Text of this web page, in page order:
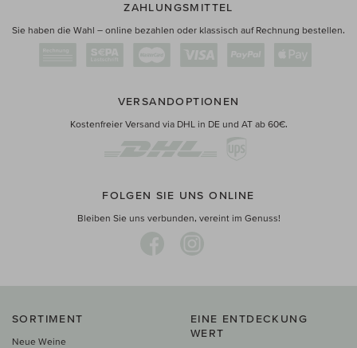
ZAHLUNGSMITTEL
Sie haben die Wahl – online bezahlen oder klassisch auf Rechnung bestellen.
VERSANDOPTIONEN
Kostenfreier Versand via DHL in DE und AT ab 60€.
FOLGEN SIE UNS ONLINE
Bleiben Sie uns verbunden, vereint im Genuss!
SORTIMENT
Neue Weine
EINE ENTDECKUNG
WERT